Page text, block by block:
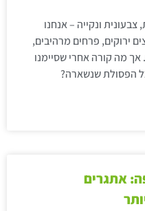
ונקייה – אנחנו
ירוקים, פרחים מרהיבים,
אך מה קורה אחרי שסיימנו
הפסולת שנשארה?
אתגרים